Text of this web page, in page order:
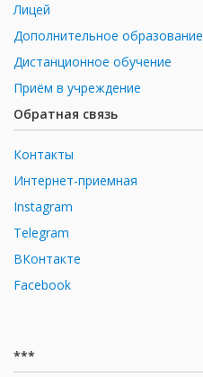
Лицей
Дополнительное образование
Дистанционное обучение
Приём в учреждение
Обратная связь
Контакты
Интернет-приемная
Instagram
Telegram
ВКонтакте
Facebook
***